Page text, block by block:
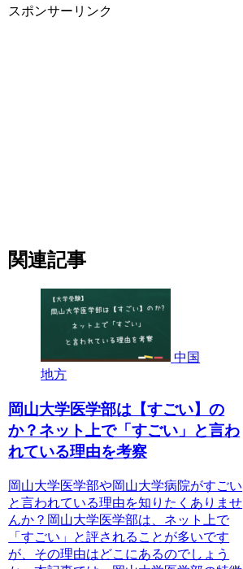
スポンサーリンク
関連記事
中国
地方
岡山大学医学部は【すごい】の
か？ネット上で「すごい」と言わ
れている理由を考察
岡山大学医学部や岡山大学病院がすごい
と言われている理由を知りたくありませ
んか？岡山大学医学部は、ネット上で
「すごい」と評されることが多いです
が、その理由はどこにあるのでしょう